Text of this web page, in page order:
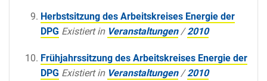
Herbstsitzung des Arbeitskreises Energie der
DPG Existiert in Veranstaltungen /2010
Frühjahrssitzung des Arbeitskreises Energie der
DPG Existiert in Veranstaltungen /2010